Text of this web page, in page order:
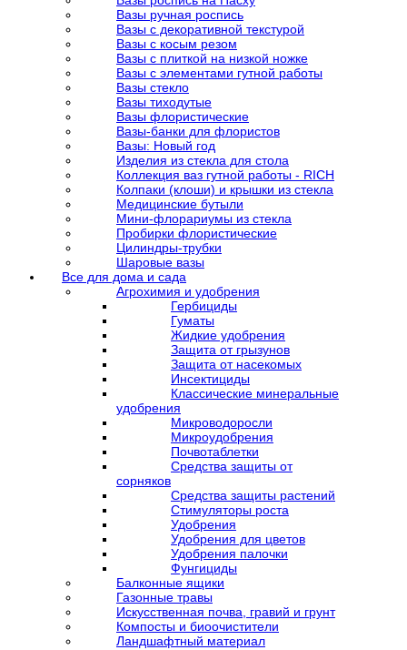
Вазы ручная роспись
Вазы с декоративной текстурой
Вазы с косым резом
Вазы с плиткой на низкой ножке
Вазы с элементами гутной работы
Вазы стекло
Вазы тиходутые
Вазы флористические
Вазы-банки для флористов
Вазы: Новый год
Изделия из стекла для стола
Коллекция ваз гутной работы - RICH
Колпаки (клоши) и крышки из стекла
Медицинские бутыли
Мини-флорариумы из стекла
Пробирки флористические
Цилиндры-трубки
Шаровые вазы
Все для дома и сада
Агрохимия и удобрения
Гербициды
Гуматы
Жидкие удобрения
Защита от грызунов
Защита от насекомых
Инсектициды
Классические минеральные
удобрения
Микроводоросли
Микроудобрения
Почвотаблетки
Средства защиты от
сорняков
Средства защиты растений
Стимуляторы роста
Удобрения
Удобрения для цветов
Удобрения палочки
Фунгициды
Балконные ящики
Газонные травы
Искусственная почва, гравий и грунт
Компосты и биоочистители
Ландшафтный материал